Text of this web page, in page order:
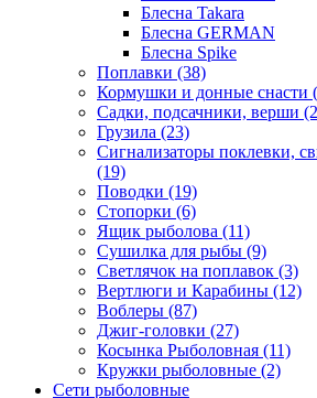
Блесна Takara
Блесна GERMAN
Блесна Spike
Поплавки (38)
Кормушки и донные снасти
Садки, подсачники, верши
Грузила (23)
Сигнализаторы поклевки,
(19)
Поводки (19)
Стопорки (6)
Ящик рыболова (11)
Сушилка для рыбы (9)
Светлячок на поплавок (3)
Вертлюги и Карабины (12)
Воблеры (87)
Джиг-головки (27)
Косынка Рыболовная (11)
Кружки рыболовные (2)
Сети рыболовные